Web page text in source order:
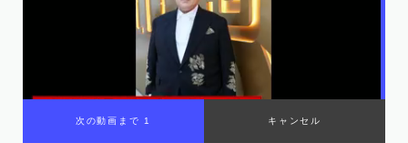
次の動画まで 1 キャンセル